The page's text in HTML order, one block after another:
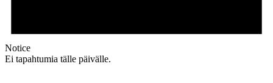
Notice
Ei tapahtumia tälle päivälle.